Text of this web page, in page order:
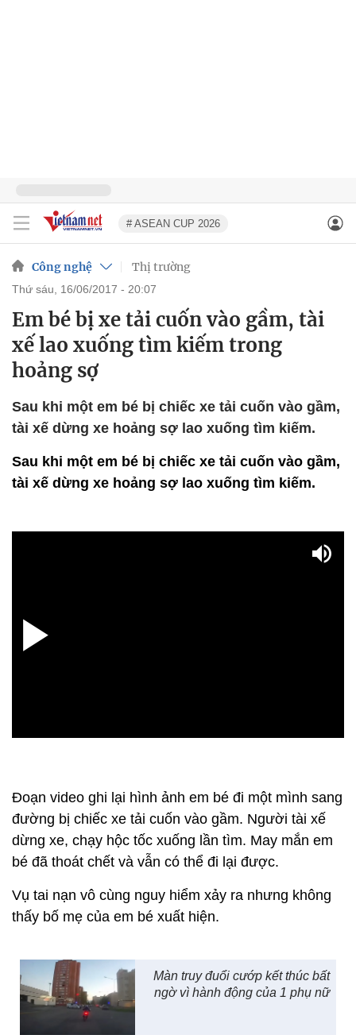
# ASEAN CUP 2026
Công nghệ Thị trường
thứ sáu, 16/06/2017 - 20:07
Em bé bị xe tải cuốn vào gầm, tài
xế lao xuống tìm kiếm trong
hoảng sợ
Sau khi một em bé bị chiếc xe tải cuốn vào gầm,
tài xế dừng xe hoảng sợ lao xuống tìm kiếm.
Sau khi một em bé bị chiếc xe tải cuốn vào gầm,
tài xế dừng xe hoảng sợ lao xuống tìm kiếm.
Đoạn video ghi lại hình ảnh em bé đi một mình sang
đường bị chiếc xe tải cuốn vào gầm. Người tài xế
dừng xe, chạy hộc tốc xuống lần tìm. May mắn em
bé đã thoát chết và vẫn có thể đi lại được.
Vụ tai nạn vô cùng nguy hiểm xảy ra nhưng không
thấy bố mẹ của em bé xuất hiện.
Màn truy đuổi cướp kết thúc bất
ngờ vì hành động của 1 phụ nữ